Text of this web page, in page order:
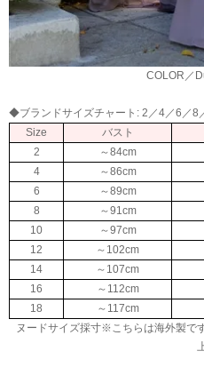
COLOR／
◆ブランドサイズチャート: 2／4／6／8
Size
バスト
2
～84cm
4
～86cm
6
～89cm
8
～91cm
10
～97cm
12
～102cm
14
～107cm
16
～112cm
18
～117cm
ヌードサイズ採寸※こちらは海外製で